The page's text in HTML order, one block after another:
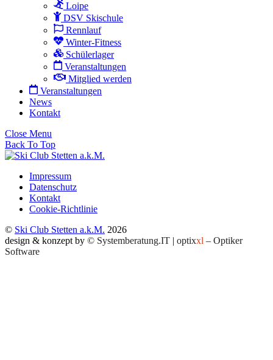
Loipe
DSV Skischule
Rennlauf
Winter-Fitness
Schülerlager
Veranstaltungen
Mitglied werden
Veranstaltungen
News
Kontakt
Close Menu
Back To Top
Impressum
Datenschutz
Kontakt
Cookie-Richtlinie
© Ski Club Stetten a.k.M. 2026
design & konzept by © Systemberatung.IT | optixxl – Optiker
Software